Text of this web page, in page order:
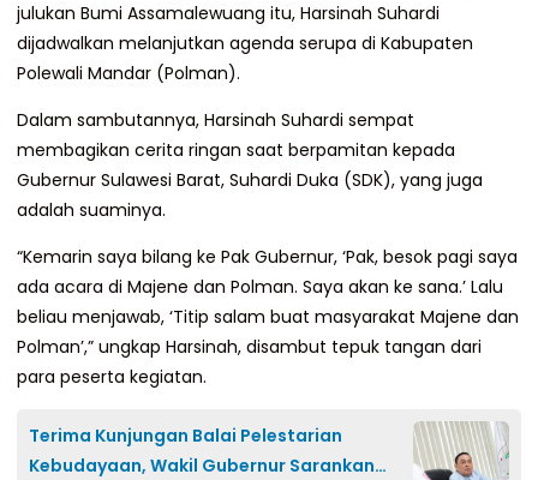
julukan Bumi Assamalewuang itu, Harsinah Suhardi
dijadwalkan melanjutkan agenda serupa di Kabupaten
Polewali Mandar (Polman).
Dalam sambutannya, Harsinah Suhardi sempat
membagikan cerita ringan saat berpamitan kepada
Gubernur Sulawesi Barat, Suhardi Duka (SDK), yang juga
adalah suaminya.
“Kemarin saya bilang ke Pak Gubernur, ‘Pak, besok pagi saya
ada acara di Majene dan Polman. Saya akan ke sana.’ Lalu
beliau menjawab, ‘Titip salam buat masyarakat Majene dan
Polman’,” ungkap Harsinah, disambut tepuk tangan dari
para peserta kegiatan.
Terima Kunjungan Balai Pelestarian
Kebudayaan, Wakil Gubernur Sarankan